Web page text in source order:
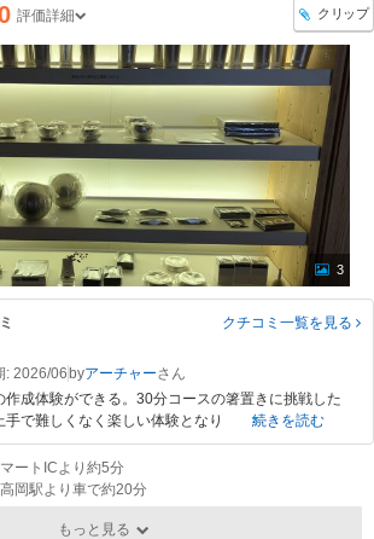
評価詳細 クリップ
3
クチコミ一覧を見る
: 2026/06 byアーチャー
作成体験ができる。30分コースの箸置きに挑戦した
で難しくなく楽しい体験となり
続きを読む
ートICより約5分
岡駅より車で約20分
もっと見る